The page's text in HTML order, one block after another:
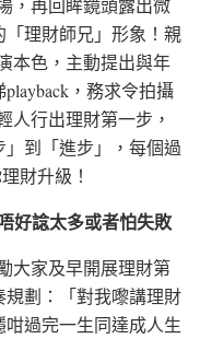
，再回眸鏡頭露出微
理財師兄」形象！親
本色，主動提出與年
，務求令拍攝
人行出理財第一步，
到「進步」，每個過
財升級！
好諗太多或者怕失敗
大家及早開展理財第
劃：「對我嚟講理財
過完一生同達成人生